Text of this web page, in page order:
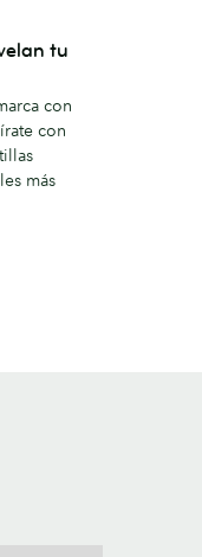
tu
con
con
más